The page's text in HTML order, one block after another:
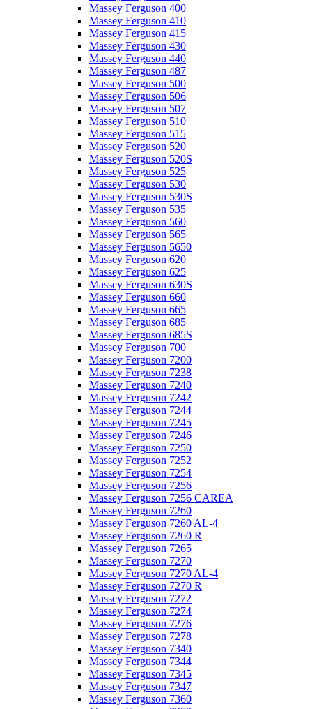
Massey Ferguson 400
Massey Ferguson 410
Massey Ferguson 415
Massey Ferguson 430
Massey Ferguson 440
Massey Ferguson 487
Massey Ferguson 500
Massey Ferguson 506
Massey Ferguson 507
Massey Ferguson 510
Massey Ferguson 515
Massey Ferguson 520
Massey Ferguson 520S
Massey Ferguson 525
Massey Ferguson 530
Massey Ferguson 530S
Massey Ferguson 535
Massey Ferguson 560
Massey Ferguson 565
Massey Ferguson 5650
Massey Ferguson 620
Massey Ferguson 625
Massey Ferguson 630S
Massey Ferguson 660
Massey Ferguson 665
Massey Ferguson 685
Massey Ferguson 685S
Massey Ferguson 700
Massey Ferguson 7200
Massey Ferguson 7238
Massey Ferguson 7240
Massey Ferguson 7242
Massey Ferguson 7244
Massey Ferguson 7245
Massey Ferguson 7246
Massey Ferguson 7250
Massey Ferguson 7252
Massey Ferguson 7254
Massey Ferguson 7256
Massey Ferguson 7256 CAREA
Massey Ferguson 7260
Massey Ferguson 7260 AL-4
Massey Ferguson 7260 R
Massey Ferguson 7265
Massey Ferguson 7270
Massey Ferguson 7270 AL-4
Massey Ferguson 7270 R
Massey Ferguson 7272
Massey Ferguson 7274
Massey Ferguson 7276
Massey Ferguson 7278
Massey Ferguson 7340
Massey Ferguson 7344
Massey Ferguson 7345
Massey Ferguson 7347
Massey Ferguson 7360